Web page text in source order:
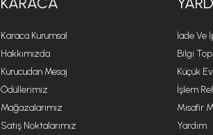
Karaca Kurumsal
Hakkımızda
Kurucudan Mesaj
Ödüllerimiz
Mağazalarımız
Satış Noktalarımız
İade Ve
Bilgi
Küçük
İşlem
Misafir
Yardım